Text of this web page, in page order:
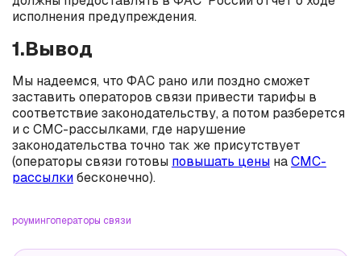
исполнения предупреждения.
1.Вывод
Мы надеемся, что ФАС рано или поздно сможет
заставить операторов связи привести тарифы в
соответствие законодательству, а потом разберется
и с СМС-рассылками, где нарушение
законодательства точно так же присутствует
(операторы связи готовы повышать цены наСМС-
рассылкибесконечно).
роумингоператоры связи